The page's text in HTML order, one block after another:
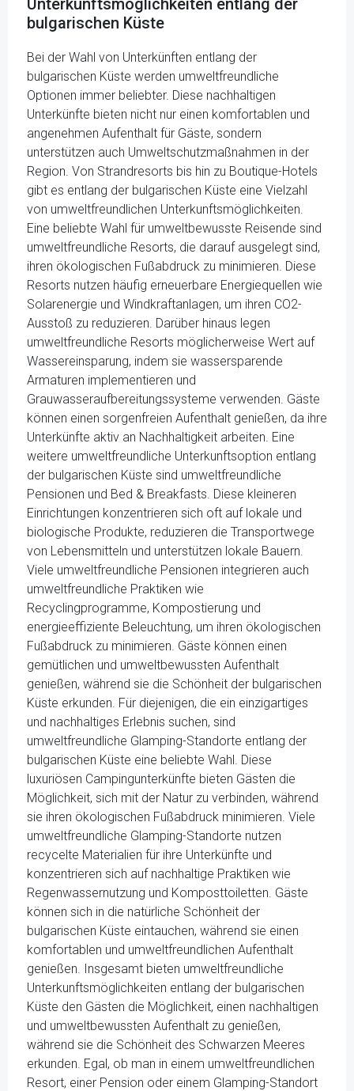
Unterkunftsmöglichkeiten entlang der
bulgarischen Küste
Bei der Wahl von Unterkünften entlang der
bulgarischen Küste werden umweltfreundliche
Optionen immer beliebter. Diese nachhaltigen
Unterkünfte bieten nicht nur einen komfortablen und
angenehmen Aufenthalt für Gäste, sondern
unterstützen auch Umweltschutzmaßnahmen in der
Region. Von Strandresorts bis hin zu Boutique-Hotels
gibt es entlang der bulgarischen Küste eine Vielzahl
von umweltfreundlichen Unterkunftsmöglichkeiten.
Eine beliebte Wahl für umweltbewusste Reisende sind
umweltfreundliche Resorts, die darauf ausgelegt sind,
ihren ökologischen Fußabdruck zu minimieren. Diese
Resorts nutzen häufig erneuerbare Energiequellen wie
Solarenergie und Windkraftanlagen, um ihren CO2-
Ausstoß zu reduzieren. Darüber hinaus legen
umweltfreundliche Resorts möglicherweise Wert auf
Wassereinsparung, indem sie wassersparende
Armaturen implementieren und
Grauwasseraufbereitungssysteme verwenden. Gäste
können einen sorgenfreien Aufenthalt genießen, da ihre
Unterkünfte aktiv an Nachhaltigkeit arbeiten. Eine
weitere umweltfreundliche Unterkunftsoption entlang
der bulgarischen Küste sind umweltfreundliche
Pensionen und Bed & Breakfasts. Diese kleineren
Einrichtungen konzentrieren sich oft auf lokale und
biologische Produkte, reduzieren die Transportwege
von Lebensmitteln und unterstützen lokale Bauern.
Viele umweltfreundliche Pensionen integrieren auch
umweltfreundliche Praktiken wie
Recyclingprogramme, Kompostierung und
energieeffiziente Beleuchtung, um ihren ökologischen
Fußabdruck zu minimieren. Gäste können einen
gemütlichen und umweltbewussten Aufenthalt
genießen, während sie die Schönheit der bulgarischen
Küste erkunden. Für diejenigen, die ein einzigartiges
und nachhaltiges Erlebnis suchen, sind
umweltfreundliche Glamping-Standorte entlang der
bulgarischen Küste eine beliebte Wahl. Diese
luxuriösen Campingunterkünfte bieten Gästen die
Möglichkeit, sich mit der Natur zu verbinden, während
sie ihren ökologischen Fußabdruck minimieren. Viele
umweltfreundliche Glamping-Standorte nutzen
recycelte Materialien für ihre Unterkünfte und
konzentrieren sich auf nachhaltige Praktiken wie
Regenwassernutzung und Komposttoiletten. Gäste
können sich in die natürliche Schönheit der
bulgarischen Küste eintauchen, während sie einen
komfortablen und umweltfreundlichen Aufenthalt
genießen. Insgesamt bieten umweltfreundliche
Unterkunftsmöglichkeiten entlang der bulgarischen
Küste den Gästen die Möglichkeit, einen nachhaltigen
und umweltbewussten Aufenthalt zu genießen,
während sie die Schönheit des Schwarzen Meeres
erkunden. Egal, ob man in einem umweltfreundlichen
Resort, einer Pension oder einem Glamping-Standort